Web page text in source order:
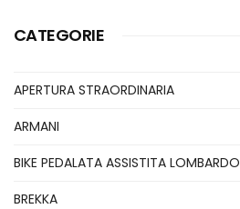
CATEGORIE
APERTURA STRAORDINARIA
ARMANI
BIKE PEDALATA ASSISTITA LOMBARDO
BREKKA